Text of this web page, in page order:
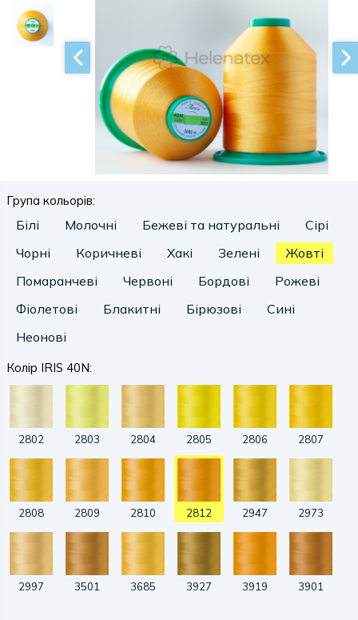
Група кольорів:
Білі Молочні Бежеві та натуральні
Сірі
Чорні
Коричневі Хакі Зелені
Жовті
Помаранчеві
Червоні Бордові
Рожеві
Фіолетові
Блакитні Бірюзові
Сині
Неонові
Колір IRIS 40N:
2802 2803 2804 2805 2806 2807
2808 2809 2810 2812 2947 2973
2997 3501 3685 3927 3919 3901